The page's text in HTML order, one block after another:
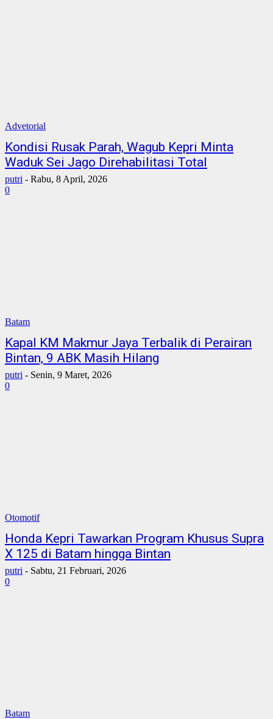
Advetorial
Kondisi Rusak Parah, Wagub Kepri Minta
Waduk Sei Jago Direhabilitasi Total
putri - Rabu, 8 April, 2026
0
Batam
Kapal KM Makmur Jaya Terbalik di Perairan
Bintan, 9 ABK Masih Hilang
putri - Senin, 9 Maret, 2026
0
Otomotif
Honda Kepri Tawarkan Program Khusus Supra
X 125 di Batam hingga Bintan
putri - Sabtu, 21 Februari, 2026
0
Batam